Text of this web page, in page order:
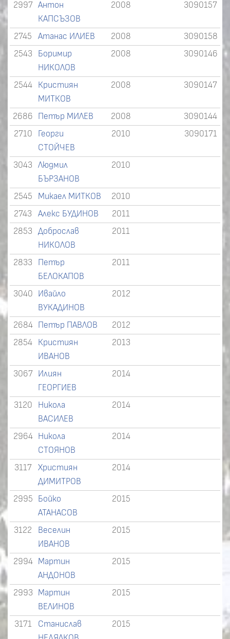
2997
Антон
КАПСЪЗОВ
2008 3090157
2745 Атанас ИЛИЕВ 2008
3090158
2543
Боримир
НИКОЛОВ
2008 3090146
2544
Кристиян
МИТКОВ
2008 3090147
2686 Петър МИЛЕВ 2008
3090144
2710
Георги
СТОЙЧЕВ
2010 3090171
3043
Людмил
БЪРЗАНОВ
2010
2545 Микаел МИТКОВ
2010
2743
Алекс БУДИНОВ
2011
2853
Доброслав
НИКОЛОВ
2011
2833
Петър
БЕЛОКАПОВ
2011
3040
Ивайло
ВУКАДИНОВ
2012
2684 Петър ПАВЛОВ
2012
2854
Кристиян
ИВАНОВ
2013
3067
Илиян
ГЕОРГИЕВ
2014
3120
Никола
ВАСИЛЕВ
2014
2964
Никола
СТОЯНОВ
2014
3117
Християн
ДИМИТРОВ
2014
2995
Бойко
АТАНАСОВ
2015
3122
Веселин
ИВАНОВ
2015
2994
Мартин
АНДОНОВ
2015
2993
Мартин
ВЕЛИНОВ
2015
3171
Станислав
2015